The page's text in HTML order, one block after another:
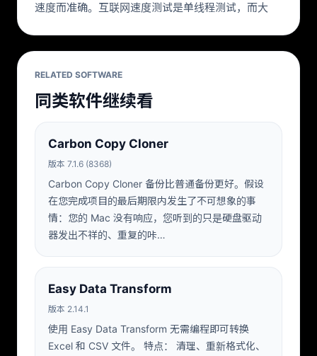
速度而准确。互联网速度测试是单线程测试，而大
RELATED SOFTWARE
同类软件继续看
Carbon Copy Cloner
版本 7.1.6 (8368)
Carbon Copy Cloner 备份比普通备份更好。假设
在您完成项目的最后期限内发生了不可想象的事
情：您的 Mac 没有响应，您听到的只是硬盘驱动
器发出不祥的、重复的咔…
Easy Data Transform
版本 2.14.1
使用 Easy Data Transform 无需编程即可转换
Excel 和 CSV 文件。 特点： 清理、重新格式化、